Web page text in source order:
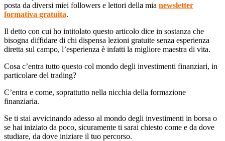
posta da diversi miei followers e lettori della mia newsletter
formativa gratuita.
Il detto con cui ho intitolato questo articolo dice in sostanza che
bisogna diffidare di chi dispensa lezioni gratuite senza esperienza
diretta sul campo, l’esperienza è infatti la migliore maestra di vita.
Cosa c’entra tutto questo col mondo degli investimenti finanziari, in
particolare del trading?
C’entra e come, soprattutto nella nicchia della formazione
finanziaria.
Se ti stai avvicinando adesso al mondo degli investimenti in borsa o
se hai iniziato da poco, sicuramente ti sarai chiesto come e da dove
studiare, da dove iniziare il tuo percorso.